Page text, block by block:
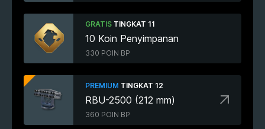
GRATIS TINGKAT 11
10 Koin Penyimpanan
330 POIN BP
PREMIUM TINGKAT 12
RBU-2500 (212 mm)
360 POIN BP